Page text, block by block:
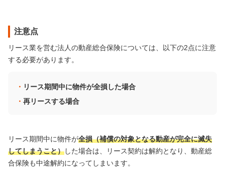
注意点
リース業を営む法人の動産総合保険については、以下の2点に注意
する必要があります。
リース期間中に物件が全損した場合
再リースする場合
リース期間中に物件が全損（補償の対象となる動産が完全に滅失
してしまうこと）した場合は、リース契約は解約となり、動産総
合保険も中途解約になってしまいます。